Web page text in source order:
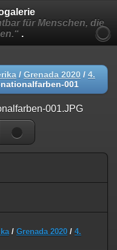
für Menschen, die
.
/ Grenada 2020 / 4.
001
/ Grenada 2020 / 4.